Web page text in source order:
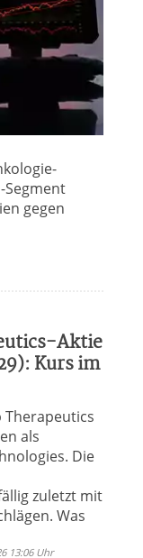
Segment
gegen
Aktie
Kurs im
Therapeutics
als
Die
zuletzt mit
Was
13:06 Uhr